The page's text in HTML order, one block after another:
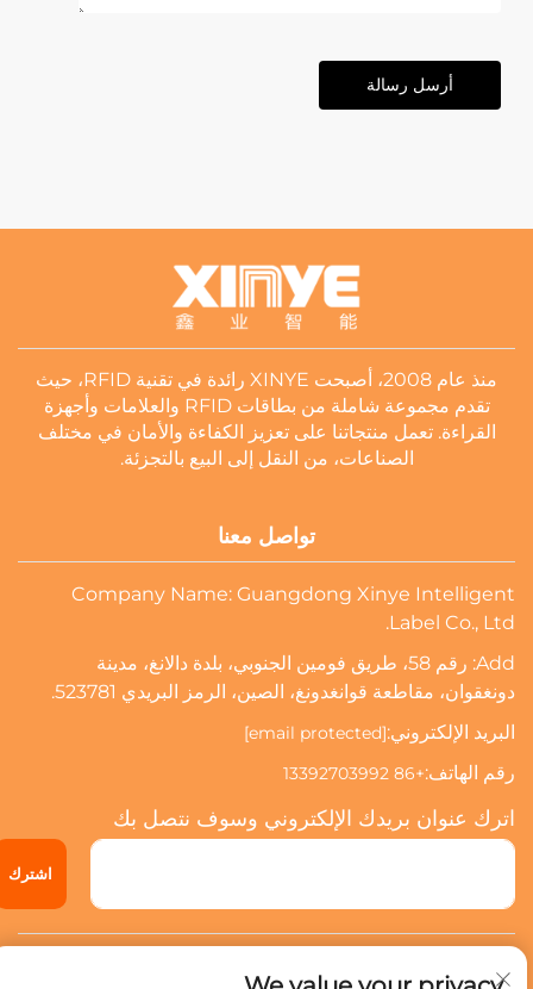
أرسل رسالة
منذ عام 2008، أصبحت XINYE رائدة في تقنية RFID، حيث
تقدم مجموعة شاملة من بطاقات RFID والعلامات وأجهزة
القراءة. تعمل منتجاتنا على تعزيز الكفاءة والأمان في مختلف
الصناعات، من النقل إلى البيع بالتجزئة.
تواصل معنا
Company Name: Guangdong Xinye Intelligent
Label Co., Ltd.
Add: رقم 58، طريق فومين الجنوبي، بلدة دالانغ، مدينة
دونغقوان، مقاطعة قوانغدونغ، الصين، الرمز البريدي 523781.
البريد الإلكتروني:[email protected]
رقم الهاتف:+86 13392703992
اترك عنوان بريدك الإلكتروني وسوف نتصل بك
اشترك
جميع الحقوق محفوظة.سياسة الخصوصية